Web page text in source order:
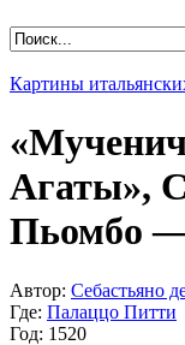
Картины
Агаты»,
Пьомбо
Автор: Себастьяно
Где: Палаццо Питти
Год: 1520